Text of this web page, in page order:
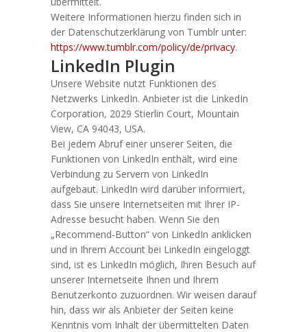
Weitere Informationen hierzu finden sich in
der Datenschutzerklärung von Tumblr unter:
https://www.tumblr.com/policy/de/privacy.
LinkedIn Plugin
Unsere Website nutzt Funktionen des
Netzwerks LinkedIn. Anbieter ist die LinkedIn
Corporation, 2029 Stierlin Court, Mountain
View, CA 94043, USA.
Bei jedem Abruf einer unserer Seiten, die
Funktionen von LinkedIn enthält, wird eine
Verbindung zu Servern von LinkedIn
aufgebaut. LinkedIn wird darüber informiert,
dass Sie unsere Internetseiten mit Ihrer IP-
Adresse besucht haben. Wenn Sie den
„Recommend-Button“ von LinkedIn anklicken
und in Ihrem Account bei LinkedIn eingeloggt
sind, ist es LinkedIn möglich, Ihren Besuch auf
unserer Internetseite Ihnen und Ihrem
Benutzerkonto zuzuordnen. Wir weisen darauf
hin, dass wir als Anbieter der Seiten keine
Kenntnis vom Inhalt der übermittelten Daten